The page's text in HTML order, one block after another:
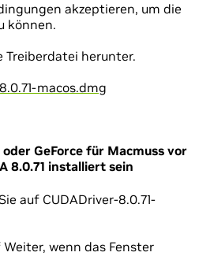
akzeptieren, um die
können.
Treiberdatei herunter.
macos.dmg
GeForce für Macmuss vor
8.0.71 installiert sein
auf CUDADriver-8.0.71-
Weiter, wenn das Fenster